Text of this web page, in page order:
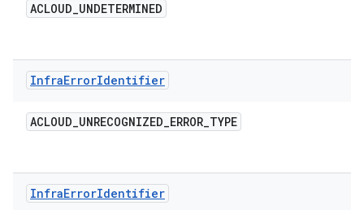
ACLOUD_UNDETERMINED
InfraErrorIdentifier
ACLOUD_UNRECOGNIZED_ERROR_TYPE
InfraErrorIdentifier